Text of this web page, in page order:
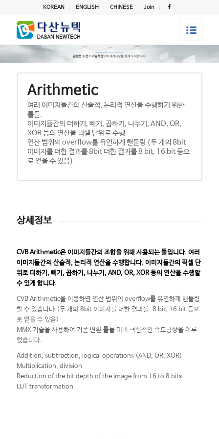
KOREAN ENGLISH CHINESE Join
Arithmetic
여러 이미지들간의 산술적, 논리적 연산을 수행하기 위한
툴들.
이미지들간의 더하기, 빼기, 곱하기, 나누기, AND, OR,
XOR 등의 연산을 픽셀 단위로 수행
연산 범위의 overflow를 유연하게 핸들링 (두 개의 8bit
이미지를 더한 결과를 8bit 더한 결과를 8 bit, 16 bit 등으
로 얻을 수 있음)
상세정보
CVB Arithmetic은 이미지들간의 조합을 위해 사용되는 툴입니다. 여러
이미지들간의 산술적, 논리적 연산을 수행합니다. 이미지들간의 픽셀 단
위로 더하기, 빼기, 곱하기, 나누기, AND, OR, XOR 등의 연산을 수행할
수 있게 합니다.
CVB Arithmetic을 이용하면 연산 범위의 overflow를 유연하게 핸들링
할 수 있습니다.(두 개의 8bit 이미지를 더한 결과를 8 bit, 16 bit 등으
로 얻을 수 있음)
MMX 기술을 사용하여 기존 변환 툴들 대비 혁신적인 속도향상을 이루
었습니다.
Addition, subtraction, logical operations (AND, OR, XOR)
Multiplication, division
Reduction of the bit depth of the image from 16 to 8 bits
LUT transformation